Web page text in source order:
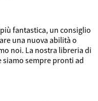
fantastica, un consiglio
una nuova abilità o
noi. La nostra libreria di
siamo sempre pronti ad